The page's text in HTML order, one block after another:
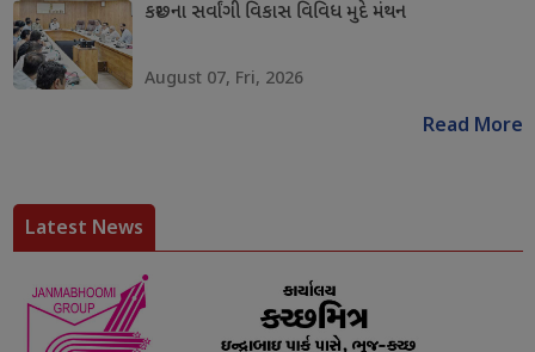
કચ્છના સર્વાંગી વિકાસ વિવિધ મુદે મંથન
August 07, Fri, 2026
Read More
Latest News